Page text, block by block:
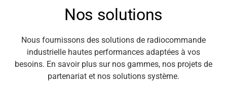
Nos solutions
Nous fournissons des solutions de radiocommande
industrielle hautes performances adaptées à vos
besoins. En savoir plus sur nos gammes, nos projets de
partenariat et nos solutions système.